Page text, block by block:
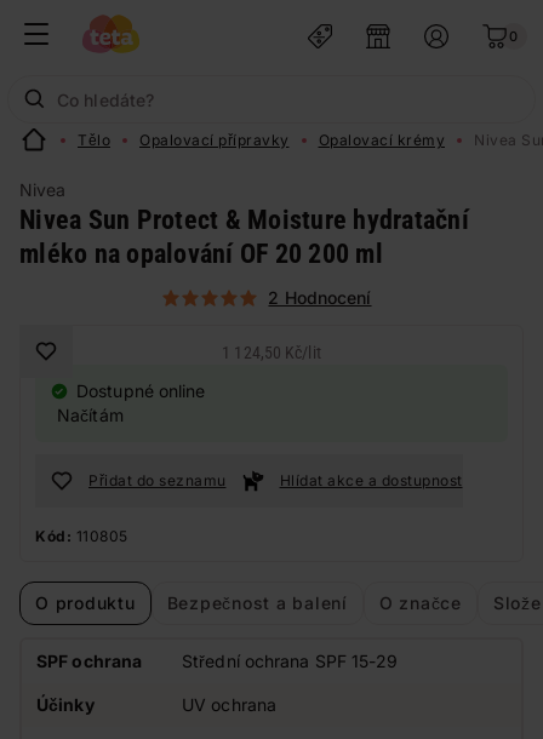
0
Tělo Opalovací přípravky Opalovací krémy Nivea
Nivea
Nivea Sun Protect & Moisture hydratační
mléko na opalování OF 20 200 ml
2 Hodnocení
1 124,50 Kč/ lit
Dostupné online
Načítám
Přidat do seznamu Hlídat akce a dostupnost
Kód: 110805
O produktu Bezpečnost a balení O značce
SPF ochrana Střední ochrana SPF 15-29
Účinky UV ochrana